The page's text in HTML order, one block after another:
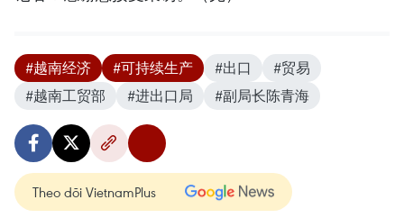
#越南经济 #可持续生产 #出口
#贸易
#越南工贸部
#进出口局 #副局长陈青海
Theo dõi VietnamPlus